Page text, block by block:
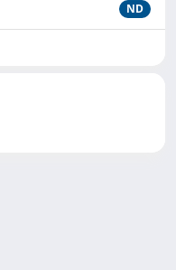
ND